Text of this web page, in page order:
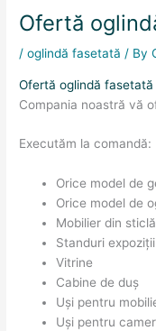
Ofertă
/oglindă fasetată / By
Ofertă oglindă
Compania noastră vă
Executăm la comandă:
Orice model de
Orice model de
Mobilier din
Standuri expoziții
Vitrine
Cabine de duș
Uși pentru
Uși pentru